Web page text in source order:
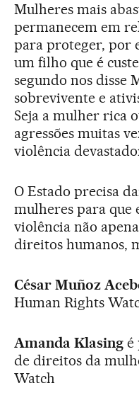
Mulheres mais
permanecem em
para proteger, por
um filho que é
segundo nos disse
sobrevivente e
Seja a mulher rica
agressões muitas
violência
O Estado precisa
mulheres para que
violência não
direitos humanos,
César Muñoz
Human Rights
Amanda Klasingé
de direitos da
Watch